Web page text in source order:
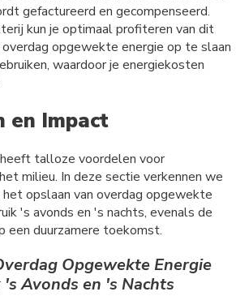
gefactureerd en gecompenseerd.
kun je optimaal profiteren van dit
opgewekte energie op te slaan
waardoor je energiekosten
en Impact
talloze voordelen voor
milieu. In deze sectie verkennen we
opslaan van overdag opgewekte
's avonds en 's nachts, evenals de
een duurzamere toekomst.
Opgewekte Energie
Avonds en 's Nachts